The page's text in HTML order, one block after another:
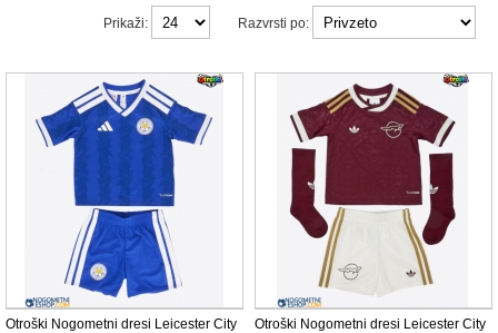
Razvrsti po:
Prikaži:
Otroški Nogometni dresi Leicester City
Otroški Nogometni dresi Leicester City